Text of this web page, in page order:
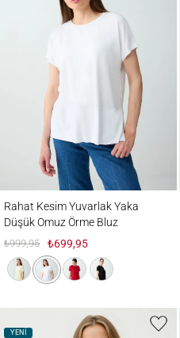
Rahat Kesim Yuvarlak Yaka
Düşük Omuz Örme Bluz
₺999,95 ₺699,95
YENİ